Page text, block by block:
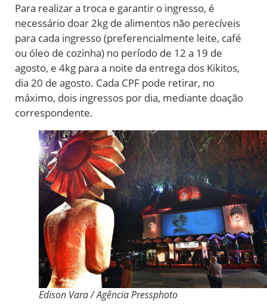
Para realizar a troca e garantir o ingresso, é
necessário doar 2kg de alimentos não perecíveis
para cada ingresso (preferencialmente leite, café
ou óleo de cozinha) no período de 12 a 19 de
agosto, e 4kg para a noite da entrega dos Kikitos,
dia 20 de agosto. Cada CPF pode retirar, no
máximo, dois ingressos por dia, mediante doação
correspondente.
Edison Vara / Agência Pressphoto